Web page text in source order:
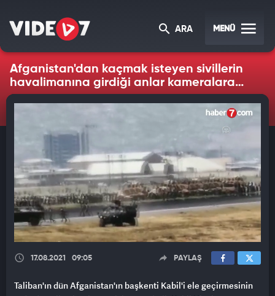
ARA MENÜ
Afganistan'dan kaçmak isteyen sivillerin
havalimanına girdiği anlar kameralara
yansıdı
17.08.2021 09:05 PAYLAŞ
Taliban'ın dün Afganistan'ın başkenti Kabil'i ele geçirmesinin